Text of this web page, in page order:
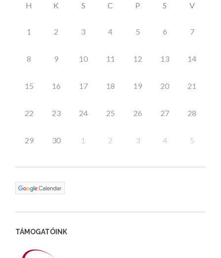
H K S C P S V
1 2 3 4 5 6 7
8 9 10 11 12 13 14
15 16 17 18 19 20 21
22 23 24 25 26 27 28
29 30 1 2 3 4 5
TÁMOGATÓINK